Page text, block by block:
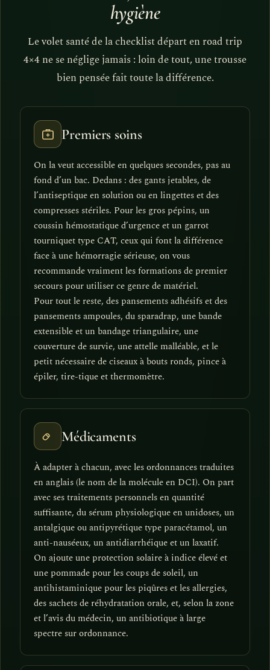
hygiène
Le volet santé de la checklist départ en road trip
4×4 ne se néglige jamais : loin de tout, une trousse
bien pensée fait toute la différence.
Premiers soins
On la veut accessible en quelques secondes, pas au
fond d’un bac. Dedans : des gants jetables, de
l’antiseptique en solution ou en lingettes et des
compresses stériles. Pour les gros pépins, un
coussin hémostatique d’urgence et un garrot
tourniquet type CAT, ceux qui font la différence
face à une hémorragie sérieuse, on vous
recommande vraiment les formations de premier
secours pour utiliser ce genre de matériel.
Pour tout le reste, des pansements adhésifs et des
pansements ampoules, du sparadrap, une bande
extensible et un bandage triangulaire, une
couverture de survie, une attelle malléable, et le
petit nécessaire de ciseaux à bouts ronds, pince à
épiler, tire-tique et thermomètre.
Médicaments
À adapter à chacun, avec les ordonnances traduites
en anglais (le nom de la molécule en DCI). On part
avec ses traitements personnels en quantité
suffisante, du sérum physiologique en unidoses, un
antalgique ou antipyrétique type paracétamol, un
anti-nauséeux, un antidiarrhéique et un laxatif.
On ajoute une protection solaire à indice élevé et
une pommade pour les coups de soleil, un
antihistaminique pour les piqûres et les allergies,
des sachets de réhydratation orale, et, selon la zone
et l’avis du médecin, un antibiotique à large
spectre sur ordonnance.